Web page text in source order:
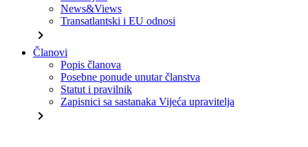
News&Views
Transatlantski i EU odnosi
chevron_right
Članovi
Popis članova
Posebne ponude unutar članstva
Statut i pravilnik
Zapisnici sa sastanaka Vijeća upravitelja
chevron_right